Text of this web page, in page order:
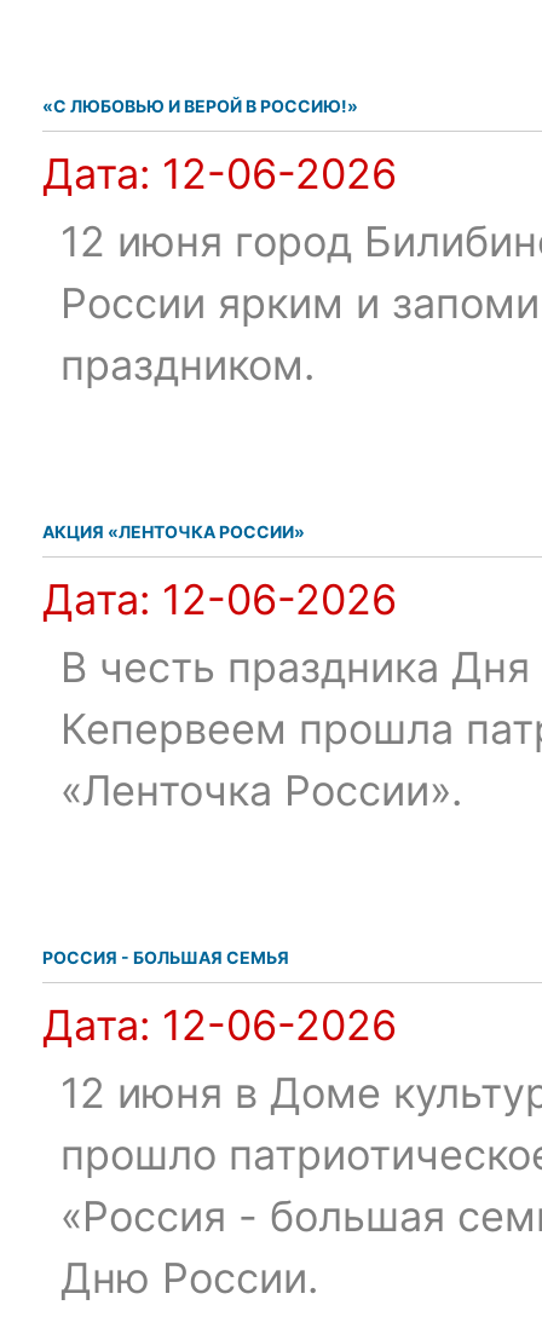
«С ЛЮБОВЬЮ И ВЕРОЙ В РОССИЮ!»
Дата: 12-06-2026
12 июня город
России ярким и
праздником.
АКЦИЯ «ЛЕНТОЧКА РОССИИ»
Дата: 12-06-2026
В честь праздника
Кепервеем прошла
«Ленточка России».
РОССИЯ - БОЛЬШАЯ СЕМЬЯ
Дата: 12-06-2026
12 июня в Доме
прошло
«Россия - большая
Дню России.